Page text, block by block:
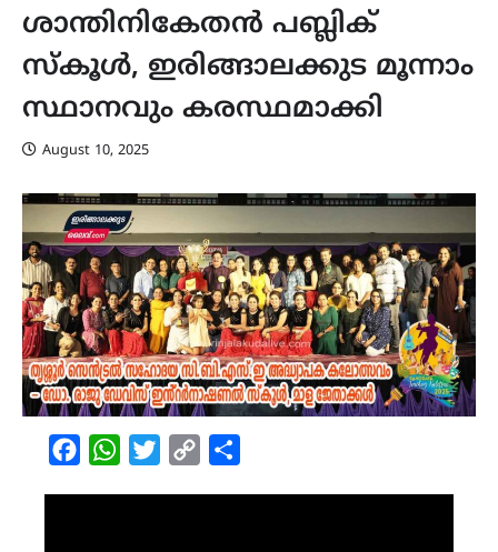
ശാന്തിനികേതൻ പബ്ലിക്
സ്കൂൾ, ഇരിങ്ങാലക്കുട മൂന്നാം
സ്ഥാനവും കരസ്ഥമാക്കി
August 10, 2025
FacebookWhatsAppTwitterCopy